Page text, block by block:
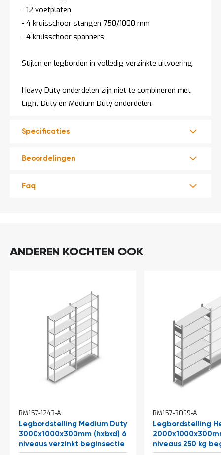
- 12 voetplaten
- 4 kruisschoor stangen 750/1000 mm
- 4 kruisschoor spanners
Stijlen en legborden in volledig verzinkte uitvoering.
Heavy Duty onderdelen zijn niet te combineren met
Light Duty en Medium Duty onderdelen.
Specificaties
Beoordelingen
Faq
ANDEREN KOCHTEN OOK
BM157-1243-A
Legbordstelling Medium Duty
3000x1000x300mm (hxbxd) 6
niveaus verzinkt beginsectie
BM157-3069-A
Legbordstelling
niveaus 250 kg